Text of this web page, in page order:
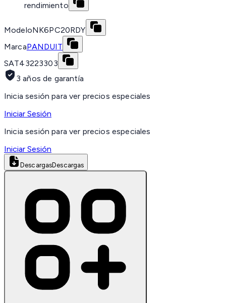
rendimiento
ModeloNK6PC20RDY
MarcaPANDUIT
SAT43223303
3 años de garantía
Inicia sesión para ver precios especiales
Iniciar Sesión
Inicia sesión para ver precios especiales
Iniciar Sesión
DescargasDescargas